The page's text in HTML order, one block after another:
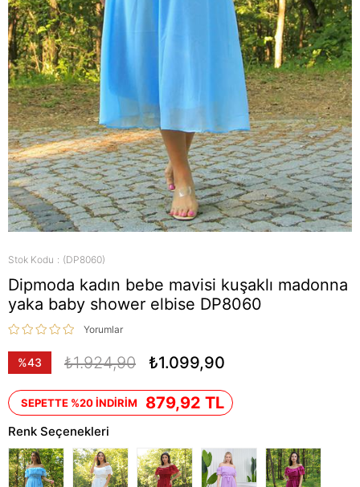
Stok Kodu (DP8060)
Dipmoda kadın bebe mavisi kuşaklı madonna
yaka baby shower elbise DP8060
Yorumlar
%43
₺1.924,90 ₺1.099,90
SEPETTE %20 İNDİRİM 879,92 TL
Renk Seçenekleri